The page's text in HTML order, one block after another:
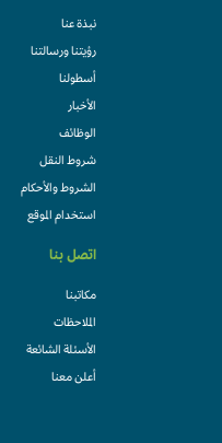
نبذة عنا
رؤيتنا ورسالتنا
أسطولنا
الأخبار
الوظائف
شروط النقل
الشروط والأحكام
استخدام الموقع
اتصل بنا
مكاتبنا
الملاحظات
الأسئلة الشائعة
أعلن معنا